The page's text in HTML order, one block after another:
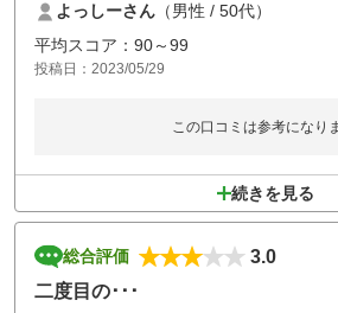
よっしーさん （男性 / 50代）
平均スコア：90～99
投稿日：2023/05/29
この口コミは参考になり
続きを見る
総合評価
3.0
二度目の･･･